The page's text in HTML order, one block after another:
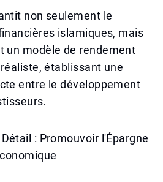
non seulement le
islamiques, mais
un modèle de rendement
établissant une
entre le développement
: Promouvoir l'Épargne